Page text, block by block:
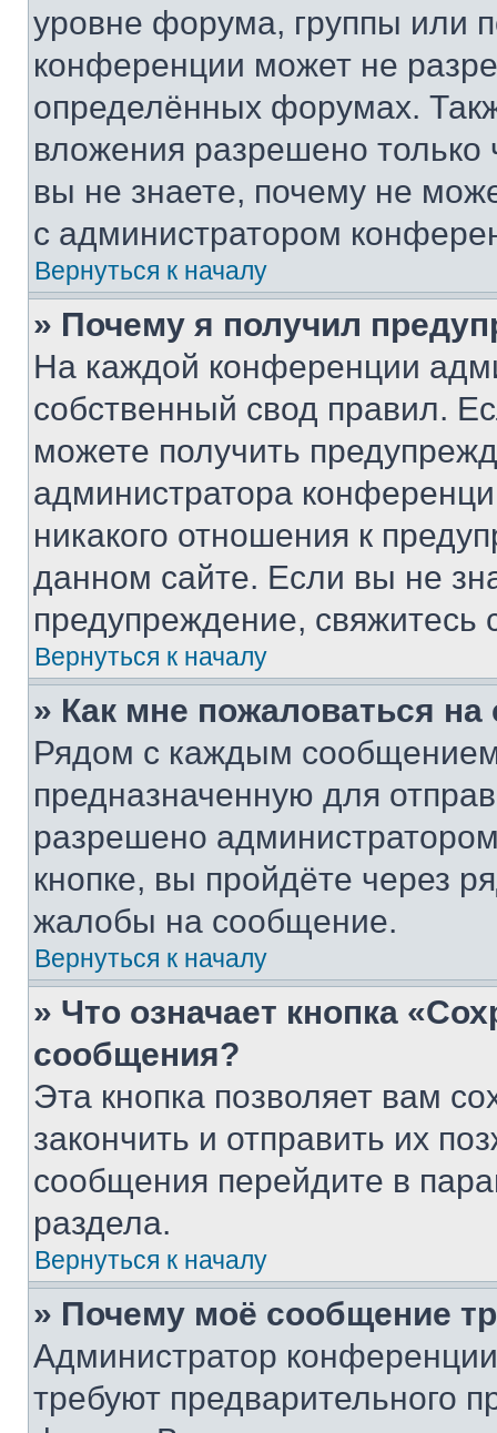
уровне форума, группы или
конференции может не
определённых форумах.
вложения разрешено
вы не знаете, почему не
с администратором
Вернуться к началу
» Почему я получил
На каждой конференции
собственный свод правил.
можете получить
администратора
никакого отношения к
данном сайте. Если вы не
предупреждение,
Вернуться к началу
» Как мне пожаловаться
Рядом с каждым сообщением
предназначенную для
разрешено
кнопке, вы пройдёте через
жалобы на сообщение.
Вернуться к началу
» Что означает кнопка
сообщения?
Эта кнопка позволяет вам
закончить и отправить их
сообщения перейдите в
раздела.
Вернуться к началу
» Почему моё сообщение
Администратор
требуют предварительного